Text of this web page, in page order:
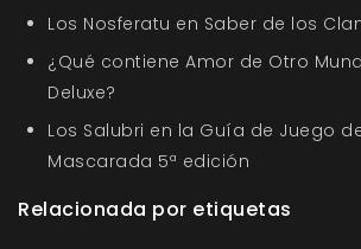
Los Nosferatu en Saber de los
¿Qué contiene Amor de Otro
Deluxe?
Los Salubri en la Guía de Juego
Mascarada 5ª edición
Relacionada por etiquetas